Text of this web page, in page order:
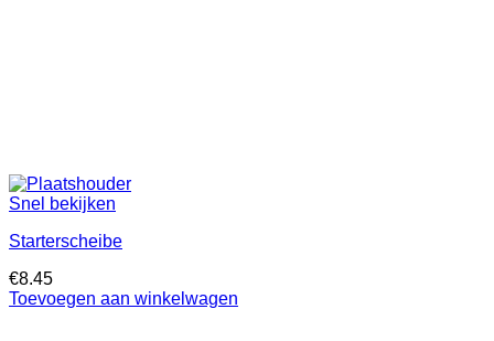
Snel bekijken
Starterscheibe
€8.45
Toevoegen aan winkelwagen